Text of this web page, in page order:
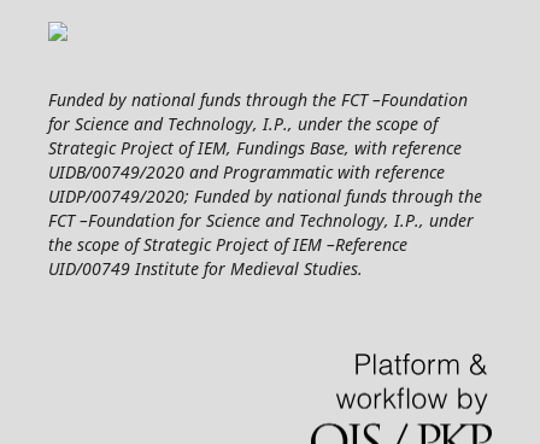
Funded by national funds through the FCT –Foundation
for Science and Technology, I.P., under the scope of
Strategic Project of IEM, Fundings Base, with reference
UIDB/00749/2020 and Programmatic with reference
UIDP/00749/2020; Funded by national funds through the
FCT –Foundation for Science and Technology, I.P., under
the scope of Strategic Project of IEM –Reference
UID/00749 Institute for Medieval Studies.